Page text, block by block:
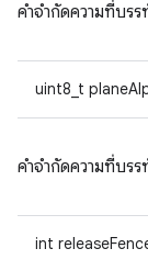
คําจํากัดความที่บรร
uint8_t
คําจํากัดความที่บรร
int